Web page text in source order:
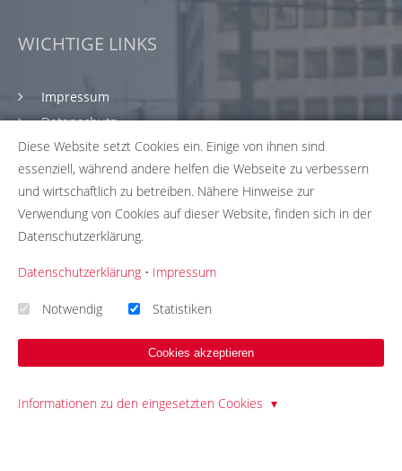
WICHTIGE LINKS
Impressum
Datenschutz
Nutzungsbedingungen
Fragen & Antworten
Was ist die Briefwahl?
Spenden & Sponsoring
28.05.26
Diese Website setzt Cookies ein. Einige von ihnen sind
essenziell, während andere helfen die Webseite zu verbessern
und wirtschaftlich zu betreiben. Nähere Hinweise zur
Verwendung von Cookies auf dieser Website, finden sich in der
Datenschutzerklärung.
Datenschutzerklärung • Impressum
Notwendig Statistiken
Cookies akzeptieren
Informationen zu den eingesetzten Cookies